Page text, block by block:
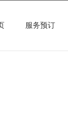
服务预订